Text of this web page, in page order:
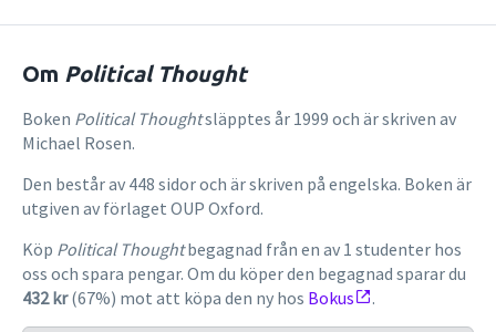
Om Political Thought
Boken Political Thoughtsläpptes år 1999 och är skriven av
Michael Rosen.
Den består av 448 sidor och är skriven på engelska. Boken är
utgiven av förlaget OUP Oxford.
Köp Political Thoughtbegagnad från en av 1 studenter hos
oss och spara pengar. Om du köper den begagnad sparar du
432 kr(67%) mot att köpa den ny hos Bokus .